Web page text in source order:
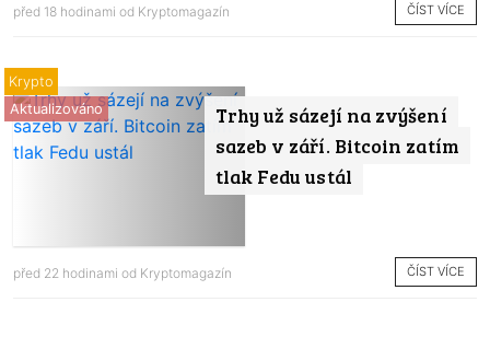
před 18 hodinami od Kryptomagazín ČÍST VÍCE
Trhy už sázejí na zvýšení
sazeb v září. Bitcoin zatím
tlak Fedu ustál
Aktualizováno
Krypto
před 22 hodinami od Kryptomagazín ČÍST VÍCE